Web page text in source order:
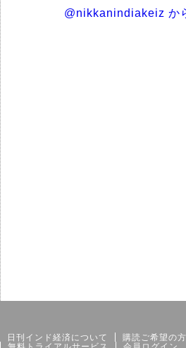
@nikkanindiakeiz か
日刊インド経済について
購読ご希望の